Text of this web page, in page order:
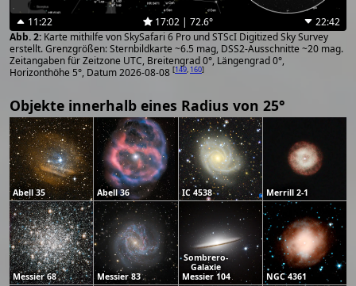
11:22 17:02 | 72.6°
22:42
Karte mithilfe von SkySafari 6 Pro und STScI Digitized Sky Survey
erstellt. Grenzgrößen: Sternbildkarte ~6.5 mag, DSS2-Ausschnitte ~20 mag.
Zeitangaben für Zeitzone UTC, Breitengrad 0°, Längengrad 0°,
Horizonthöhe 5°, Datum 2026-08-08 [149, 160]
Objekte innerhalb eines Radius von 25°
Abell 35 Abell 36 IC 4538 Merrill 2-1
Messier 68 Messier 83
Sombrero-
Galaxie
Messier 104
NGC 4361